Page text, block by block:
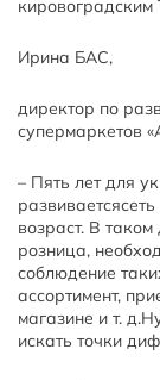
Ирина БАС,
директор по
супермаркетов
– Пять лет для
возраст. В
розница,
соблюдение
ассортимент,
магазине и т.
искать точки